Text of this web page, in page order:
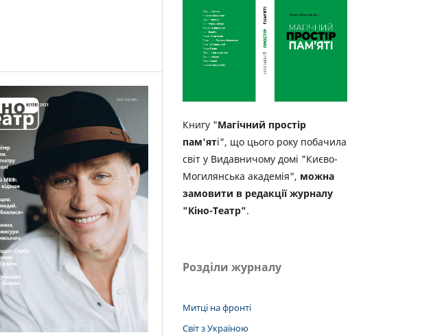
Книгу "Магічний простір
пам'яті", що цього року побачила
світ у Видавничому домі "Києво-
Могилянська академія", можна
замовити в редакції журналу
"Кіно-Театр".
Розділи журналу
Митці на фронті
Світ з Україною